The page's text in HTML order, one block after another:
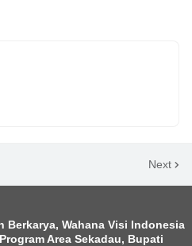
Next
Berkarya, Wahana Visi Indonesia
Area Sekadau, Bupati